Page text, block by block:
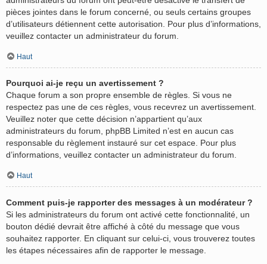
pièces jointes dans le forum concerné, ou seuls certains groupes
d’utilisateurs détiennent cette autorisation. Pour plus d’informations,
veuillez contacter un administrateur du forum.
Haut
Pourquoi ai-je reçu un avertissement ?
Chaque forum a son propre ensemble de règles. Si vous ne
respectez pas une de ces règles, vous recevrez un avertissement.
Veuillez noter que cette décision n’appartient qu’aux
administrateurs du forum, phpBB Limited n’est en aucun cas
responsable du règlement instauré sur cet espace. Pour plus
d’informations, veuillez contacter un administrateur du forum.
Haut
Comment puis-je rapporter des messages à un modérateur ?
Si les administrateurs du forum ont activé cette fonctionnalité, un
bouton dédié devrait être affiché à côté du message que vous
souhaitez rapporter. En cliquant sur celui-ci, vous trouverez toutes
les étapes nécessaires afin de rapporter le message.